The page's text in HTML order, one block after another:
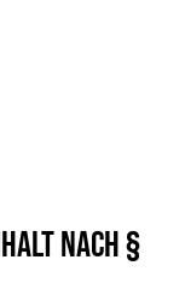
nach §